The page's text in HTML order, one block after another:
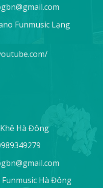
Funmusic Lạng
Hà Đông
Funmusic Hà Đông